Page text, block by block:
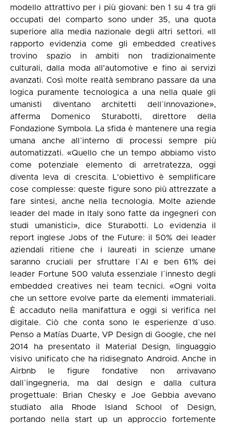
modello attrattivo per i più giovani: ben 1 su 4 tra gli
occupati del comparto sono under 35, una quota
superiore alla media nazionale degli altri settori. «Il
rapporto evidenzia come gli embedded creatives
trovino spazio in ambiti non tradizionalmente
culturali, dalla moda all'automotive e fino ai servizi
avanzati. Così molte realtà sembrano passare da una
logica puramente tecnologica a una nella quale gli
umanisti diventano architetti dell`innovazione»,
afferma Domenico Sturabotti, direttore della
Fondazione Symbola. La sfida è mantenere una regia
umana anche all`interno di processi sempre più
automatizzati. «Quello che un tempo abbiamo visto
come potenziale elemento di arretratezza, oggi
diventa leva di crescita. L'obiettivo è semplificare
cose complesse: queste figure sono più attrezzate a
fare sintesi, anche nella tecnologia. Molte aziende
leader del made in Italy sono fatte da ingegneri con
studi umanistici», dice Sturabotti. Lo evidenzia il
report inglese Jobs of the Future: il 50% dei leader
aziendali ritiene che i laureati in scienze umane
saranno cruciali per sfruttare l`AI e ben 61% dei
leader Fortune 500 valuta essenziale l`innesto degli
embedded creatives nei team tecnici. «Ogni volta
che un settore evolve parte da elementi immateriali.
È accaduto nella manifattura e oggi si verifica nel
digitale. Ciò che conta sono le esperienze d`uso.
Penso a Matías Duarte, VP Design di Google, che nel
2014 ha presentato il Material Design, linguaggio
visivo unificato che ha ridisegnato Android. Anche in
Airbnb le figure fondative non arrivavano
dall`ingegneria, ma dal design e dalla cultura
progettuale: Brian Chesky e Joe Gebbia avevano
studiato alla Rhode Island School of Design,
portando nella start up un approccio fortemente